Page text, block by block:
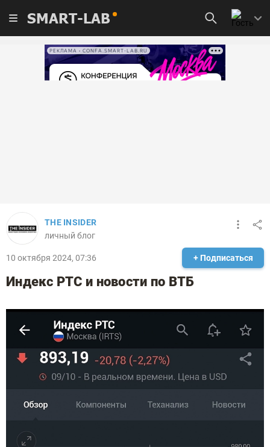
SMART-LAB
РЕКЛАМА • CONFA.SMART-LAB.RU
THE INSIDER
личный блог
10 октября 2024, 07:36 + Подписаться
Индекс РТС и новости по ВТБ